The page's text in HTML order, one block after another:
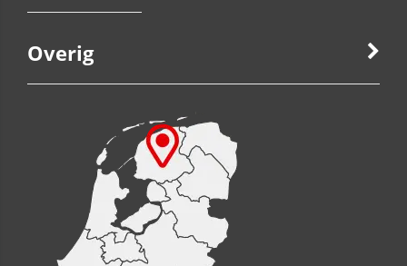
Overig